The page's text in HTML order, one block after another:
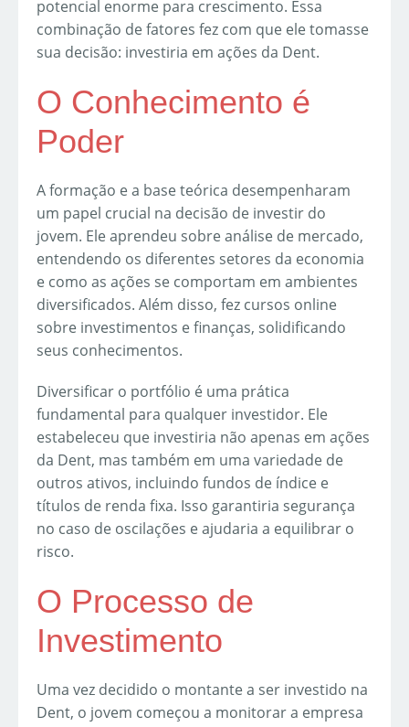
potencial enorme para crescimento. Essa
combinação de fatores fez com que ele tomasse
sua decisão: investiria em ações da Dent.
O Conhecimento é
Poder
A formação e a base teórica desempenharam
um papel crucial na decisão de investir do
jovem. Ele aprendeu sobre análise de mercado,
entendendo os diferentes setores da economia
e como as ações se comportam em ambientes
diversificados. Além disso, fez cursos online
sobre investimentos e finanças, solidificando
seus conhecimentos.
Diversificar o portfólio é uma prática
fundamental para qualquer investidor. Ele
estabeleceu que investiria não apenas em ações
da Dent, mas também em uma variedade de
outros ativos, incluindo fundos de índice e
títulos de renda fixa. Isso garantiria segurança
no caso de oscilações e ajudaria a equilibrar o
risco.
O Processo de
Investimento
Uma vez decidido o montante a ser investido na
Dent, o jovem começou a monitorar a empresa